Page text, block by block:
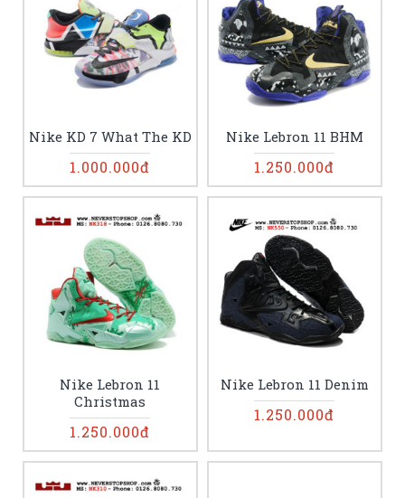
Nike KD 7 What The KD
1.000.000đ
Nike Lebron 11 BHM
1.250.000đ
Nike Lebron 11
Christmas
1.250.000đ
Nike Lebron 11 Denim
1.250.000đ